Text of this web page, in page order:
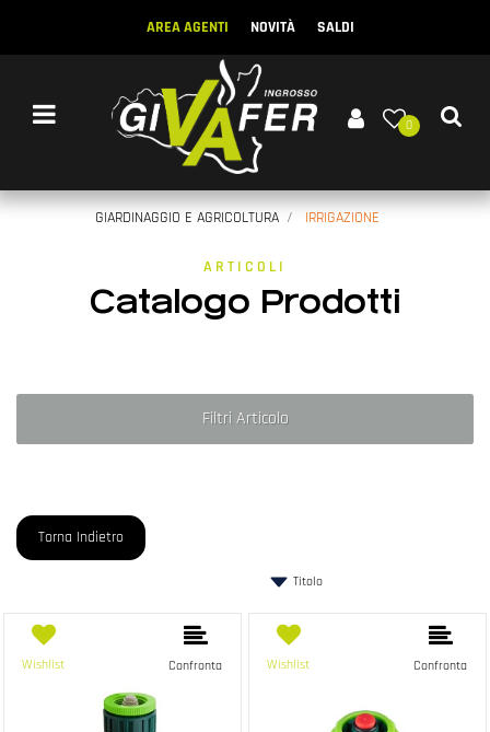
AREA AGENTI NOVITÀ SALDI
Open menu
0
GIARDINAGGIO E AGRICOLTURA IRRIGAZIONE
ARTICOLI
Catalogo Prodotti
Filtri Articolo
Torna Indietro
Wishlist Confronta Wishlist Confronta